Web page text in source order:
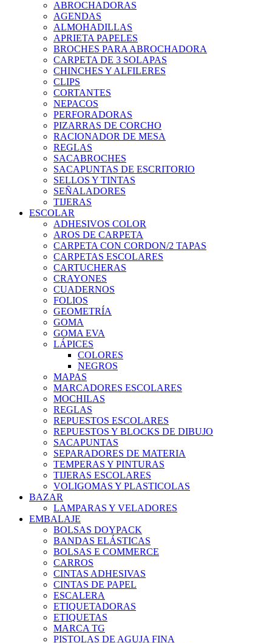
ABROCHADORAS
AGENDAS
ALMOHADILLAS
APRIETA PAPELES
BROCHES PARA ABROCHADORA
CARPETA DE 3 SOLAPAS
CHINCHES Y ALFILERES
CLIPS
CORTANTES
NEPACOS
PERFORADORAS
PIZARRAS DE CORCHO
RACIONADOR DE MESA
REGLAS
SACABROCHES
SACAPUNTAS DE ESCRITORIO
SELLOS Y TINTAS
SEÑALADORES
TIJERAS
ESCOLAR
ADHESIVOS COLOR
AROS DE CARPETA
CARPETA CON CORDON/2 TAPAS
CARPETAS ESCOLARES
CARTUCHERAS
CRAYONES
CUADERNOS
FOLIOS
GEOMETRÍA
GOMA
GOMA EVA
LÁPICES
COLORES
NEGROS
MAPAS
MARCADORES ESCOLARES
MOCHILAS
REGLAS
REPUESTOS ESCOLARES
REPUESTOS Y BLOCKS DE DIBUJO
SACAPUNTAS
SEPARADORES DE MATERIA
TEMPERAS Y PINTURAS
TIJERAS ESCOLARES
VOLIGOMAS Y PLASTICOLAS
BAZAR
LAMPARAS Y VELADORES
EMBALAJE
BOLSAS DOYPACK
BANDAS ELÁSTICAS
BOLSAS E COMMERCE
CARROS
CINTAS ADHESIVAS
CINTAS DE PAPEL
ESCALERA
ETIQUETADORAS
ETIQUETAS
MARCA TG
PISTOLAS DE AGUJA FINA